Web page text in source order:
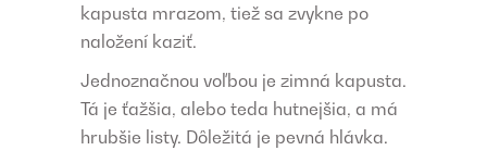
kapusta mrazom, tiež sa zvykne po
naložení kaziť.
Jednoznačnou voľbou je zimná kapusta.
Tá je ťažšia, alebo teda hutnejšia, a má
hrubšie listy. Dôležitá je pevná hlávka.